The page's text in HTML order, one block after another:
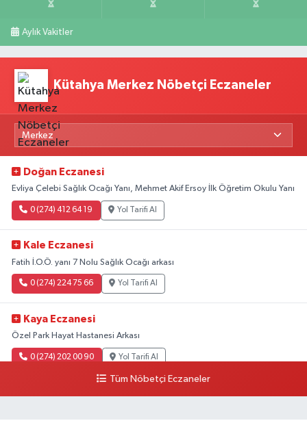
Aylık Vakitler
Kütahya Merkez Nöbetçi Eczaneler
Doğan Eczanesi
Evliya Çelebi Sağlık Ocağı Yanı, Mehmet Akif Ersoy İlk Öğretim Okulu Yanı
0 (274) 412 64 19 Yol Tarifi Al
Kale Eczanesi
Fatih İ.O.Ö. yanı 7 Nolu Sağlık Ocağı arkası
0 (274) 224 75 66 Yol Tarifi Al
Kaya Eczanesi
Özel Park Hayat Hastanesi Arkası
0 (274) 202 00 90 Yol Tarifi Al
Tüm Nöbetçi Eczaneler